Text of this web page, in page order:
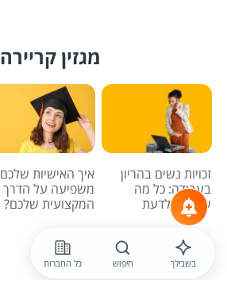
מגזין קריירה
זכויות נשים בהריון
בעבודה: כל מה
שחשוב לדעת
איך האישיות שלכם
משפיעה על הדרך
המקצועית שלכם?
לכל הכתבות
בשבילך חיפוש כל החברות